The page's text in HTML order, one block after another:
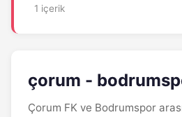
1 içerik
çorum -
Çorum FK ve Bodrumspor